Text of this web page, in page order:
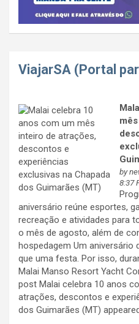
ViajarSA (Portal
by
8:37
aniversário reúne esportes,
recreação e atividades para
o mês de agosto, além de
hospedagem Um aniversário
que uma festa. Por isso,
Malai Manso Resort Yacht
post Malai celebra 10 anos
atrações, descontos e
dos Guimarães (MT)